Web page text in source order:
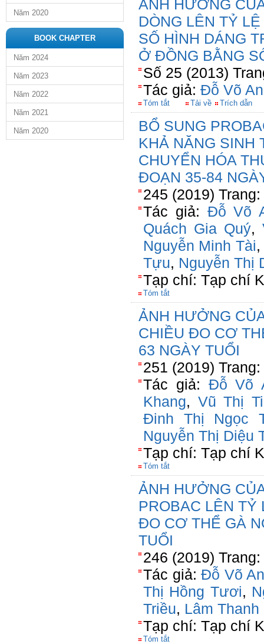
Năm 2020
BOOK CHAPTER
Năm 2024
Năm 2023
Năm 2022
Năm 2021
Năm 2020
ẢNH HƯỞNG
DÒNG LÊN TỶ
SỐ HÌNH DÁNG
Ở ĐỒNG BẰNG
Số 25 (2013)
Tác giả: Đỗ Võ
Tóm tắt Tải về Trích dẫn
BỔ SUNG
KHẢ NĂNG SINH
CHUYỂN HÓA
ĐOẠN 35-84
245 (2019)
Tác giả: Đỗ Võ
Quách Gia Quý,
Nguyễn Minh Tài,
Tựu, Nguyễn Thị
Tạp chí: Tạp chí
Tóm tắt
ẢNH HƯỞNG
CHIỀU ĐO CƠ
63 NGÀY TUỔI
251 (2019)
Tác giả: Đỗ Võ
Khang, Vũ Thị
Đinh Thị Ngọc
Nguyễn Thị Diệu
Tạp chí: Tạp chí
Tóm tắt
ẢNH HƯỞNG
PROBAC LÊN TỶ
ĐO CƠ THỂ GÀ
TUỔI
246 (2019)
Tác giả:Đỗ Võ
Thị Hồng Tươi,
Triều, Lâm Thanh
Tạp chí: Tạp chí
Tóm tắt